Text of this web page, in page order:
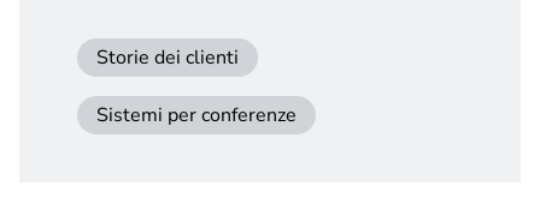
Storie dei clienti
Sistemi per conferenze